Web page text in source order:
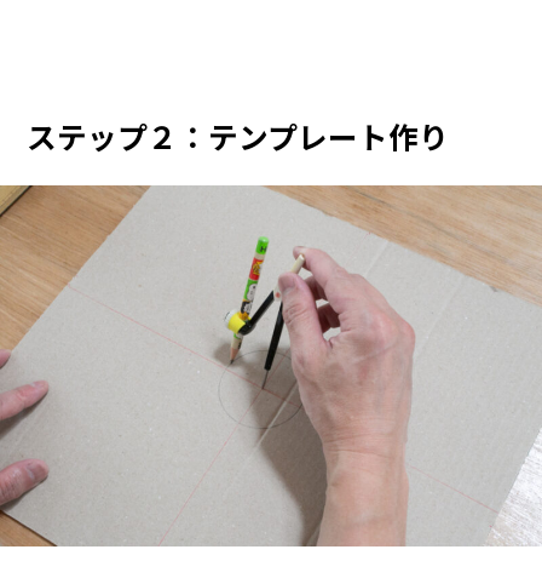
ステップ２：テンプレート作り